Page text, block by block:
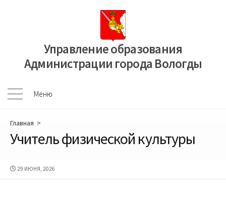
Управление образования
Администрации города Вологды
Меню
Меню
Главная >
Учитель физической культуры
ДАТА
29 ИЮНЯ, 2026